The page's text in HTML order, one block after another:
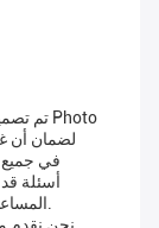
في جميع
أسئلة
المساعدة في حالة وجود أي مشاكل أو مشاكل قد تنشأ.